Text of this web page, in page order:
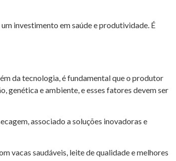
investimento em saúde e produtividade. É
da tecnologia, é fundamental que o produtor
genética e ambiente, e esses fatores devem ser
associado a soluções inovadoras e
vacas saudáveis, leite de qualidade e melhores